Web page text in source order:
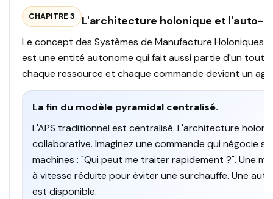
CHAPITRE 3 L'architecture holonique et l'auto-
Le concept des Systèmes de Manufacture Holoniques
est une entité autonome qui fait aussi partie d'un tout
chaque ressource et chaque commande devient un
La fin du modèle pyramidal centralisé.
L'APS traditionnel est centralisé. L'architecture
collaborative. Imaginez une commande qui négocie
machines : "Qui peut me traiter rapidement ?". Une
à vitesse réduite pour éviter une surchauffe. Une
est disponible.